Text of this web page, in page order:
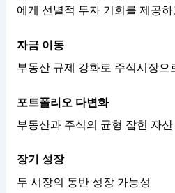
에게 선별적 투자 기회를 제공
자금 이동
부동산 규제 강화로 주식시장으
포트폴리오 다변화
부동산과 주식의 균형 잡힌 자산
장기 성장
두 시장의 동반 성장 가능성